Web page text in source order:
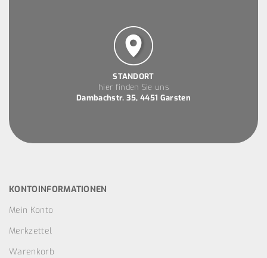
STANDORT
hier finden Sie uns
Dambachstr. 35, 4451 Garsten
KONTOINFORMATIONEN
Mein Konto
Merkzettel
Warenkorb